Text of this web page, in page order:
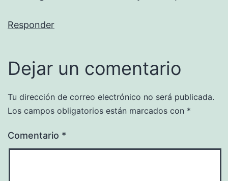
Responder
Dejar un comentario
Tu dirección de correo electrónico no será publicada.
Los campos obligatorios están marcados con *
Comentario *